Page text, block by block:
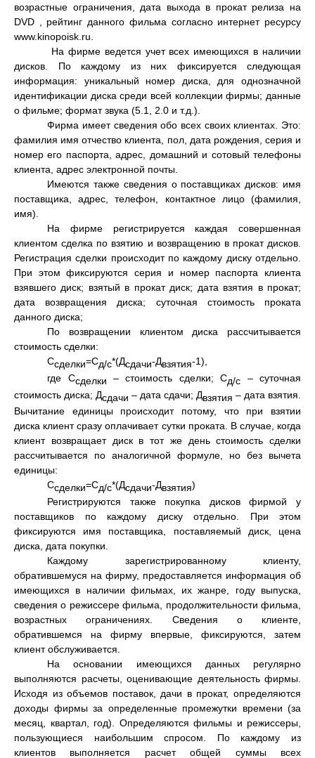
возрастные ограничения, дата выхода в прокат релиза на
DVD , рейтинг данного фильма согласно интернет ресурсу
www.kinopoisk.ru.
На фирме ведется учет всех имеющихся в наличии
дисков. По каждому из них фиксируется следующая
информация: уникальный номер диска, для однозначной
идентификации диска среди всей коллекции фирмы; данные
о фильме; формат звука (5.1, 2.0 и т.д.).
Фирма имеет сведения обо всех своих клиентах. Это:
фамилия имя отчество клиента, пол, дата рождения, серия и
номер его паспорта, адрес, домашний и сотовый телефоны
клиента, адрес электронной почты.
Имеются также сведения о поставщиках дисков: имя
поставщика, адрес, телефон, контактное лицо (фамилия,
имя).
На фирме регистрируется каждая совершенная
клиентом сделка по взятию и возвращению в прокат дисков.
Регистрация сделки происходит по каждому диску отдельно.
При этом фиксируются серия и номер паспорта клиента
взявшего диск; взятый в прокат диск; дата взятия в прокат;
дата возвращения диска; суточная стоимость проката
данного диска;
По возвращении клиентом диска рассчитывается
стоимость сделки:
Ссделки=Сд/с*(Дсдачи-Двзятия-1),
где Ссделки – стоимость сделки; Сд/с – суточная
стоимость диска; Дсдачи – дата сдачи; Двзятия – дата взятия.
Вычитание единицы происходит потому, что при взятии
диска клиент сразу оплачивает сутки проката. В случае, когда
клиент возвращает диск в тот же день стоимость сделки
рассчитывается по аналогичной формуле, но без вычета
единицы:
Ссделки=Сд/с*(Дсдачи-Двзятия)
Регистрируются также покупка дисков фирмой у
поставщиков по каждому диску отдельно. При этом
фиксируются имя поставщика, поставляемый диск, цена
диска, дата покупки.
Каждому зарегистрированному клиенту,
обратившемуся на фирму, предоставляется информация об
имеющихся в наличии фильмах, их жанре, году выпуска,
сведения о режиссере фильма, продолжительности фильма,
возрастных ограничениях. Сведения о клиенте,
обратившемся на фирму впервые, фиксируются, затем
клиент обслуживается.
На основании имеющихся данных регулярно
выполняются расчеты, оценивающие деятельность фирмы.
Исходя из объемов поставок, дачи в прокат, определяются
доходы фирмы за определенные промежутки времени (за
месяц, квартал, год). Определяются фильмы и режиссеры,
пользующиеся наибольшим спросом. По каждому из
клиентов выполняется расчет общей суммы всех